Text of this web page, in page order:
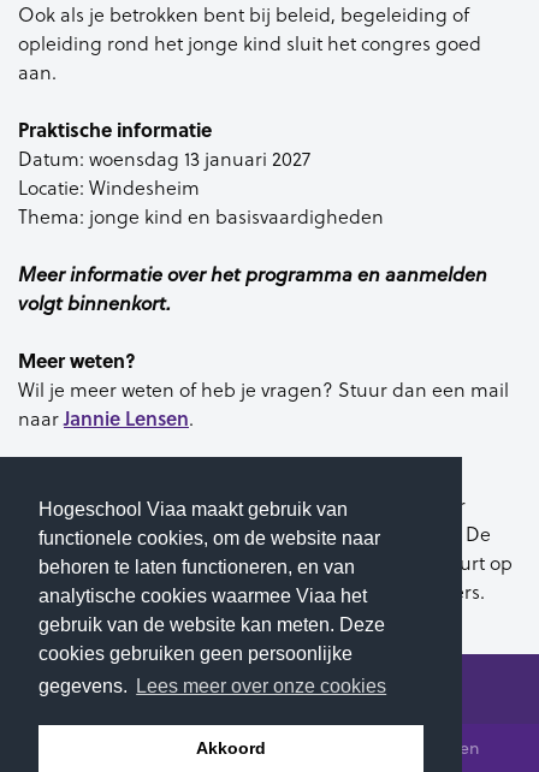
Hogeschool Viaa maakt gebruik van
functionele cookies, om de website naar
behoren te laten functioneren, en van
analytische cookies waarmee Viaa het
gebruik van de website kan meten. Deze
cookies gebruiken geen persoonlijke
gegevens.
Lees meer over onze cookies
Akkoord
Ook als je betrokken bent bij beleid, begeleiding of
opleiding rond het jonge kind sluit het congres goed
aan.
Praktische informatie
Datum: woensdag 13 januari 2027
Locatie: Windesheim
Thema: jonge kind en basisvaardigheden
Meer informatie over het programma en aanmelden
volgt binnenkort.
Meer weten?
Wil je meer weten of heb je vragen? Stuur dan een mail
naarJannie Lensen.
Het Jonge Kind Congres wordt georganiseerd door
Windesheim, hogeschool KPZ en Hogeschool Viaa. De
drie hogescholen nemen de organisatie om de beurt op
zich. In 2027 verwelkomt Windesheim de deelnemers.
© 2026 Hogeschool Viaa - Alle rechten voorbehouden